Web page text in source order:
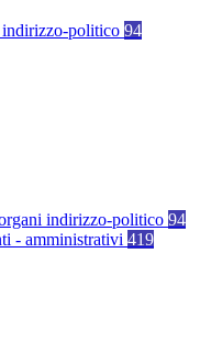
politico 94
indirizzo-politico 94
- amministrativi 419